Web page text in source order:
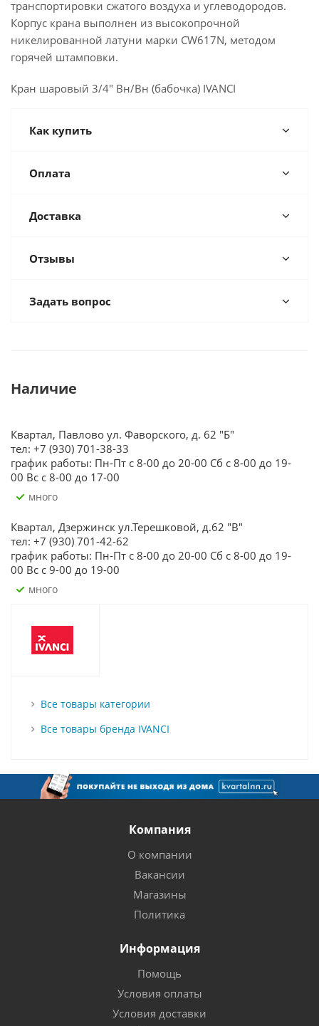
транспортировки сжатого воздуха и углеводородов.
Корпус крана выполнен из высокопрочной
никелированной латуни марки CW617N, методом
горячей штамповки.
Кран шаровый 3/4" Вн/Вн (бабочка) IVANCI
Как купить
Оплата
Доставка
Отзывы
Задать вопрос
Наличие
Квартал, Павлово ул. Фаворского, д. 62 "Б"
тел: +7 (930) 701-38-33
график работы: Пн-Пт с 8-00 до 20-00 Сб с 8-00 до 19-
00 Вс с 8-00 до 17-00
Много
Квартал, Дзержинск ул.Терешковой, д.62 "В"
тел: +7 (930) 701-42-62
график работы: Пн-Пт с 8-00 до 20-00 Сб с 8-00 до 19-
00 Вс с 9-00 до 19-00
Много
Все товары категории
Все товары бренда IVANCI
Компания
О компании
Вакансии
Магазины
Политика
Информация
Помощь
Условия оплаты
Условия доставки